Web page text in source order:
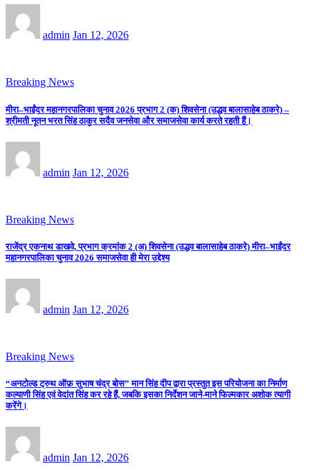
admin Jan 12, 2026
Breaking News
मीरा–भाईंदर महानगरपालिका चुनाव 2026 प्रभाग 2 (क) शिवसेना (उद्धव बालासाहेब ठाकरे) –
श्रीमती नूतन भरत सिंह ठाकुर सदैव जनसेवा और समाजसेवा कार्य करते रहती हैं।
admin Jan 12, 2026
Breaking News
राजेंद्र एकनाथ डाखवे, प्रभाग क्रमांक 2 (अ) शिवसेना (उद्धव बालासाहेब ठाकरे) मीरा–भाईंदर
महानगरपालिका चुनाव 2026 समाजसेवा ही मेरा उद्देश्य
admin Jan 12, 2026
Breaking News
“अनटोल्ड ट्रुथ ऑफ़ सुभाष चंद्र बोस” मान सिंह दीप द्वारा प्रस्तुत इस परियोजना का निर्माण
कल्याणी सिंह एवं वेदांत सिंह कर रहे हैं, जबकि इसका निर्देशन जाने-माने फिल्मकार अशोक त्यागी
करेंगे।
admin Jan 12, 2026